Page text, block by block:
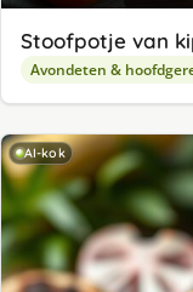
Stoofpotje van
Avondeten &
AI-kok